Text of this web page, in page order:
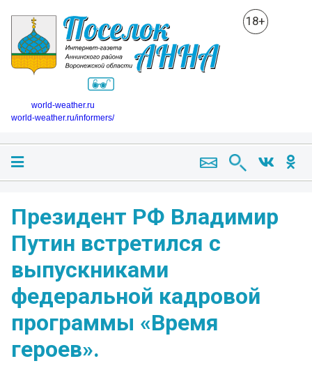
18+
world-weather.ru
world-weather.ru/informers/
Президент РФ Владимир
Путин встретился с
выпускниками
федеральной кадровой
программы «Время
героев».